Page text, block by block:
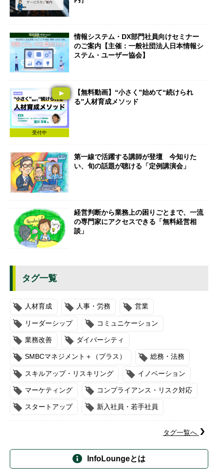
情報システム・DX部門社員向けセミナー
のご案内【主催：一般社団法人日本情報シ
ステム・ユーザー協会】
受付中
【無料動画】“小さく”始めて“続けられ
る”人材育成メソッド
第一線で活躍する講師が登壇 今知りた
い、旬の話題が聴ける「定例講演会」
経営判断から業務上の困りごとまで、一流
の専門家にアクセスできる「無料経営相
談」
タグ一覧
人材育成 人事・労務 営業
リーダーシップ コミュニケーション
業務改善 ダイバーシティ
SMBCマネジメント＋（プラス） 総務・法務
スキルアップ・リスキリング イノベーション
マーケティング コンプライアンス・リスク対応
スタートアップ 新入社員・若手社員
タグ一覧へ
InfoLoungeとは